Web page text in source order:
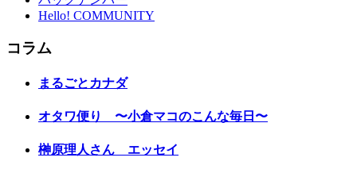
Hello! COMMUNITY
コラム
まるごとカナダ
オタワ便り 〜小倉マコのこんな毎日〜
榊原理人さん エッセイ